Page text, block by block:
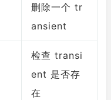
删除一个 tr
ansient
检查 transi
ent 是否存
在